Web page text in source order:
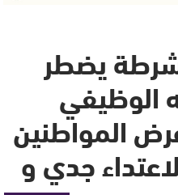
يضطر
الوظيفي
المواطنين
جدي و